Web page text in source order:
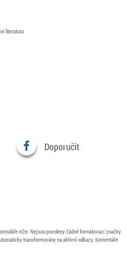
literatura
Doporučit
níže. Nejsou povoleny žádné formátovací značky.
transformovány na aktivní odkazy. Komentáře